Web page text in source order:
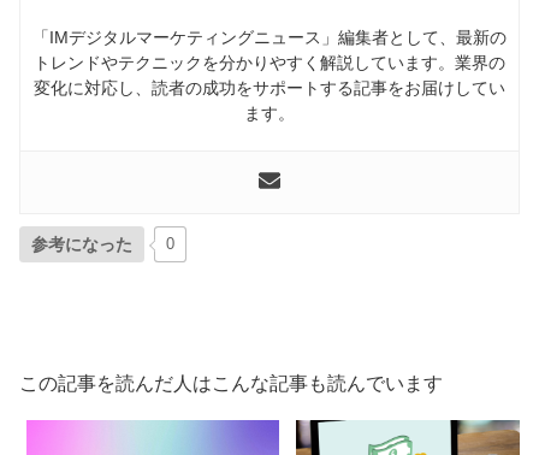
「IMデジタルマーケティングニュース」編集者として、最新の
トレンドやテクニックを分かりやすく解説しています。業界の
変化に対応し、読者の成功をサポートする記事をお届けしてい
ます。
参考になった 0
この記事を読んだ人はこんな記事も読んでいます